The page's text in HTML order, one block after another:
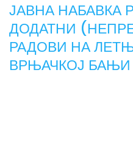
ЈАВНА НАБАВКА
ДОДАТНИ
РАДОВИ НА
ВРЊАЧКОЈ БАЊИ